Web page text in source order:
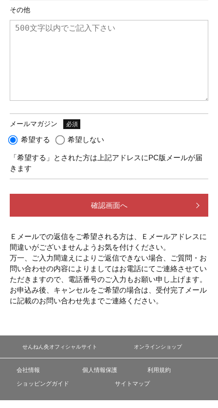
その他
メールマガジン 必須
希望する 希望しない
「希望する」とされた方は上記アドレスにPC版メールが届
きます
確認画面へ
Ｅメールでの返信をご希望される方は、Ｅメールアドレスに
間違いがございませんようお気を付けください。
万一、ご入力間違えによりご返信できない場合、ご質問・お
問い合わせの内容によりましてはお電話にてご連絡させてい
ただきますので、電話番号のご入力もお願い申し上げます。
お申込み後、キャンセルをご希望の場合は、受付完了メール
に記載のお問い合わせ先までご連絡ください。
せんねん灸オフィシャルサイト オンラインショップ
会社情報 個人情報保護
利用規約
ショッピングガイド
サイトマップ